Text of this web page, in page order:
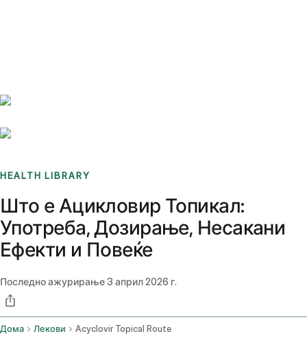
HEALTH LIBRARY
Што е Ацикловир Топикал:
Употреба, Дозирање, Несакани
Ефекти и Повеќе
Последно ажурирање3 април 2026 г.
Дома Лекови Acyclovir Topical Route